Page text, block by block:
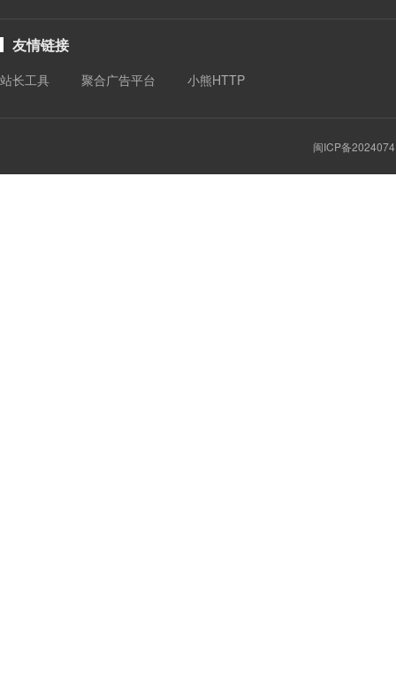
友情链接
站长工具 聚合广告平台 小熊HTTP
闽ICP备